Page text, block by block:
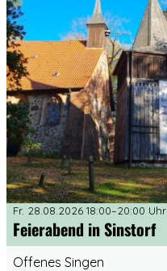
Fr. 28.08.2026 18:00–20:00 Uhr
Feierabend in Sinstorf
Offenes Singen